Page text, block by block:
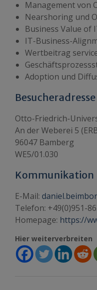
Management von
Nearshoring und
Business Value of
IT-Business-
Wertbeitrag
Adoption und
Besucheradresse
Otto-Friedrich-
An der Weberei 5
96047 Bamberg
WE5/01.030
Kommunikation
E-Mail:
Telefon: +49(0)951-
Homepage: https://
Hier weiterverbreiten